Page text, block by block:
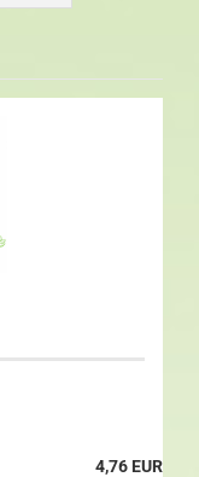
4,76 EUR